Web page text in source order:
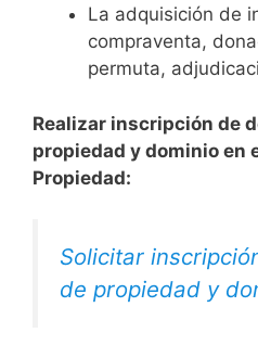
La adquisición de
compraventa,
permuta,
Realizar inscripción de
propiedad y dominio en
Propiedad:
Solicitar
de propiedad y